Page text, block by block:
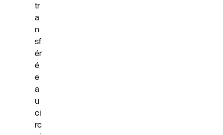
tr
a
n
sf
ér
é
e
a
u
ci
rc